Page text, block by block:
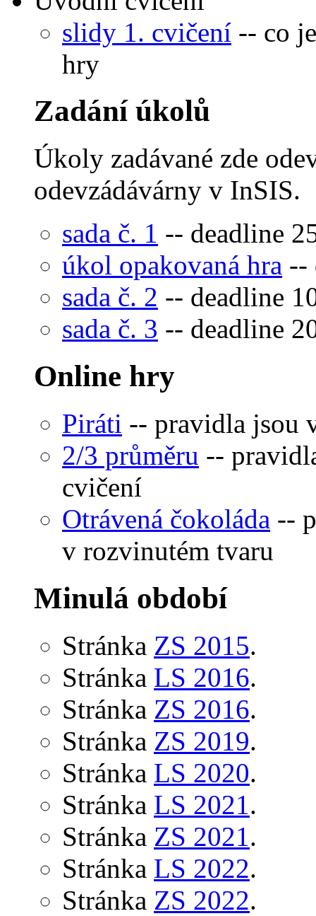
slidy 1. cvičení -- co
hry
Zadání úkolů
Úkoly zadávané zde
odevzádávárny v InSIS.
sada č. 1 -- deadline
úkol opakovaná hra --
sada č. 2 -- deadline
sada č. 3 -- deadline
Online hry
Piráti -- pravidla jsou
2/3 průměru --
cvičení
Otrávená čokoláda --
v rozvinutém tvaru
Minulá období
Stránka ZS 2015.
Stránka LS 2016.
Stránka ZS 2016.
Stránka ZS 2019.
Stránka LS 2020.
Stránka LS 2021.
Stránka ZS 2021.
Stránka LS 2022.
Stránka ZS 2022.